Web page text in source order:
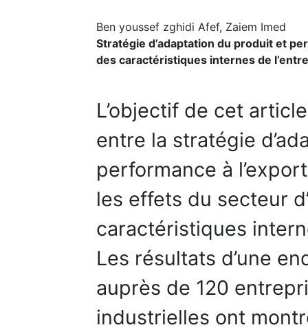
Ben youssef zghidi Afef, Zaiem Imed
Stratégie d’adaptation du produit et
des caractéristiques internes de
L’objectif de cet
entre la stratégie
performance à
les effets du secteur
caractéristiques
Les résultats d’une
auprès de 120
industrielles ont